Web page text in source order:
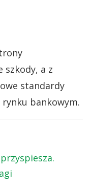
szkody, a z
standardy
bankowym.